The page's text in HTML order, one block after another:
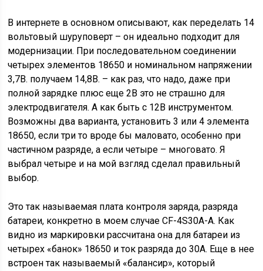
В интернете в основном описывают, как переделать 14
вольтовый шуруповерт – он идеально подходит для
модернизации. При последовательном соединении
четырех элементов 18650 и номинальном напряжении
3,7В. получаем 14,8В. – как раз, что надо, даже при
полной зарядке плюс еще 2В это не страшно для
электродвигателя. А как быть с 12В инструментом.
Возможны два варианта, установить 3 или 4 элемента
18650, если три то вроде бы маловато, особенно при
частичном разряде, а если четыре – многовато. Я
выбрал четыре и на мой взгляд сделал правильный
выбор.
Это так называемая плата контроля заряда, разряда
батареи, конкретно в моем случае CF-4S30A-A. Как
видно из маркировки рассчитана она для батареи из
четырех «банок» 18650 и ток разряда до 30А. Еще в нее
встроен так называемый «балансир», который